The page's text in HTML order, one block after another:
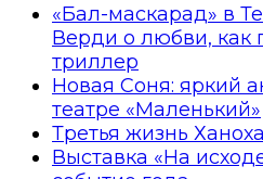
«Бал-маскарад» в
Верди о любви, как
триллер
Новая Соня: яркий
театре «Маленький»
Третья жизнь
Выставка «На